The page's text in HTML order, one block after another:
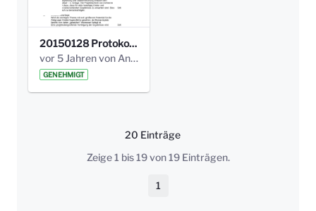
20150128 Protokoll Bismarckplatz_Jugend_01.pdf
vor 5 Jahren von Anni Schlumberger
GENEHMIGT
20 Einträge
Pro Seite
Zeige 1 bis 19 von 19 Einträgen.
Seite
1